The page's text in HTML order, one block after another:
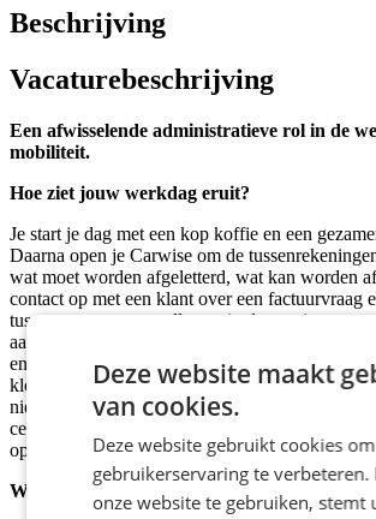
Beschrijving
Vacaturebeschrijving
Een afwisselende administratieve rol in de
mobiliteit.
Hoe ziet jouw werkdag eruit?
Je start je dag met een kop koffie en een
Daarna open je Carwise om de
wat moet worden afgeletterd, wat kan worden
contact op met een klant over een factuurvraag
tussen systemen om alles tot in de puntjes te
aan de balans, houdt de debiteuren- en
en controleert of contractgegevens juridisch en
kloppen. In afstemming met je collega van sales
nieuw leasecontract. Geen dag is hetzelfde, maar
centraal. Aan het eind van je werkdag weet je
op de komma.
Wat breng je mee?
Deze website maakt
van cookies.
Deze website gebruikt cookies
gebruikerservaring te verbeteren.
onze website te gebruiken, stemt